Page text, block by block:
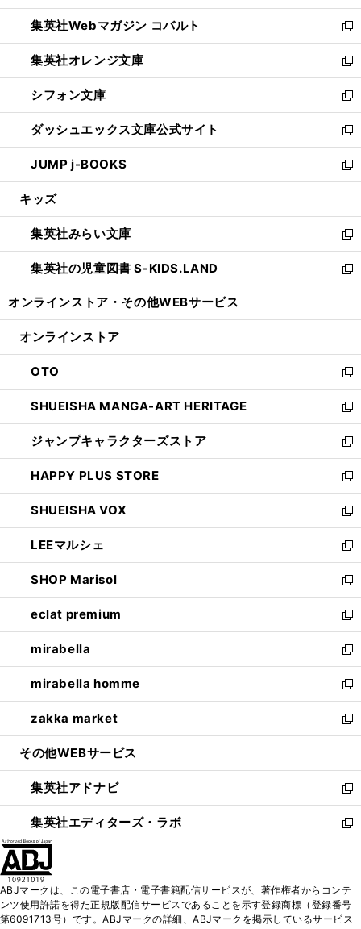
開
く
ウ
で
開
く
ン
ド
ウ
で
開
く
ウ
ィ
ン
ド
ウ
で
開
く
集英社Webマガジン コバルト
新
し
い
ウ
ィ
ン
ド
ウ
で
開
集英社オレンジ文庫
新
し
い
ウ
ィ
ン
ド
ウ
開
く
シフォン文庫
新
し
い
ウ
ィ
ン
ウ
で
開
く
ダッシュエックス文庫公式サイト
新
し
い
ウ
ン
ド
ウ
で
JUMP j-BOOKS
新
し
ウ
ィ
ン
ド
開
キッズ
集英社みらい文庫
新
し
い
ン
ウ
で
開
く
集英社の児童図書 S-KIDS.LAND
新
ウ
ン
ド
ウ
で
開
く
オンラインストア・ その他WEBサービス
オンラインストア
OTO
新
し
い
ウ
ィ
ン
ド
ウ
で
開
く
SHUEISHA MANGA-ART HERITAGE
新
し
い
ウ
ィ
ン
ド
ウ
で
開
く
ジャンプキャラクターズストア
新
し
い
ウ
ィ
ン
ド
ウ
で
開
く
HAPPY PLUS STORE
新
し
い
ウ
ィ
ン
ド
ウ
で
開
く
SHUEISHA VOX
新
し
い
ウ
ィ
ン
ド
ウ
で
開
く
LEEマルシェ
新
し
い
ウ
ィ
ン
ド
ウ
で
開
く
SHOP Marisol
新
し
い
ウ
ィ
ン
ド
ウ
で
開
eclat premium
新
し
い
ウ
ィ
ン
ド
ウ
開
く
mirabella
新
し
い
ウ
ィ
ン
ウ
で
開
く
mirabella homme
新
し
い
ウ
ン
ド
ウ
で
zakka market
新
し
ウ
ィ
ン
ド
く
その他WEBサービス
集英社アドナビ
新
し
い
ド
ウ
集英社エディターズ・ラボ
新
ィ
ン
ABJマークは、この電子書店・電子書籍配信サービスが、著作権者からコンテ
ンツ使用許諾を得た正規版配信サービスであることを示す登録商標（登録番号
第6091713号）です。ABJマークの詳細、ABJマークを掲示しているサービス